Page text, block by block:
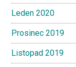
Leden 2020
Prosinec 2019
Listopad 2019